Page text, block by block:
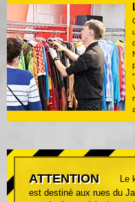
ATTENTION
est destiné aux rues du